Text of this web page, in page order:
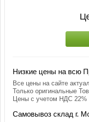
Низкие цены на всю
Все цены на сайте
Только оригинальные
Цены с учетом НДС 22%
Самовывоз склад г.